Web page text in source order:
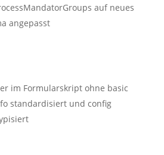
auf neues
angepasst
im Formularskript ohne basic
standardisiert und config